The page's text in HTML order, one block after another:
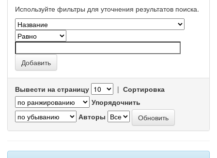
Используйте фильтры для уточнения результатов поиска.
Вывести на страницу | Сортировка
Упорядочнить
Авторы